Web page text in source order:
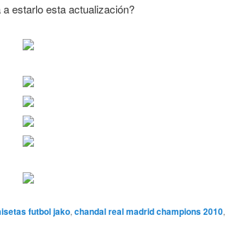
estarlo esta actualización?
futbol jako, chandal real madrid champions 2010,